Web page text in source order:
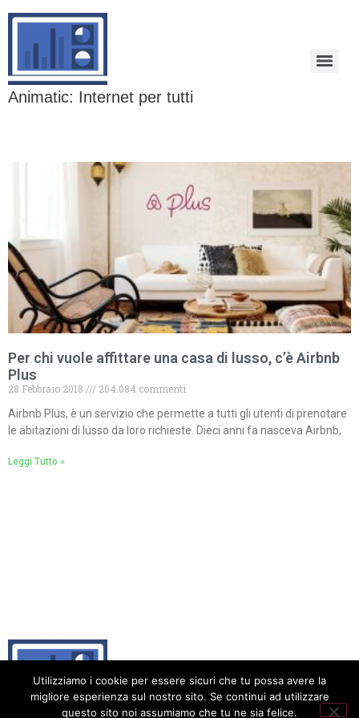
Animatic: Internet per tutti
Per chi vuole affittare una casa di lusso, c’è Airbnb
Plus
28 Febbraio 2018
204.084 commenti
Airbnb Plus, è un servizio che permette a tutti gli utenti di prenotare
le abitazioni di lusso da loro richieste. Dieci anni fa nasceva Airbnb,
Leggi Tutto »
Utilizziamo i cookie per essere sicuri che tu possa avere la
migliore esperienza sul nostro sito. Se continui ad utilizzare
questo sito noi assumiamo che tu ne sia felice.